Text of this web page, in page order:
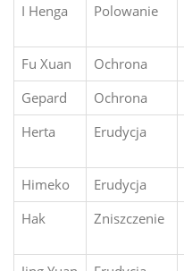
I Henga
Polowanie
Fu Xuan
Ochrona
Gepard
Ochrona
Herta
Erudycja
Himeko
Erudycja
Hak
Zniszczenie